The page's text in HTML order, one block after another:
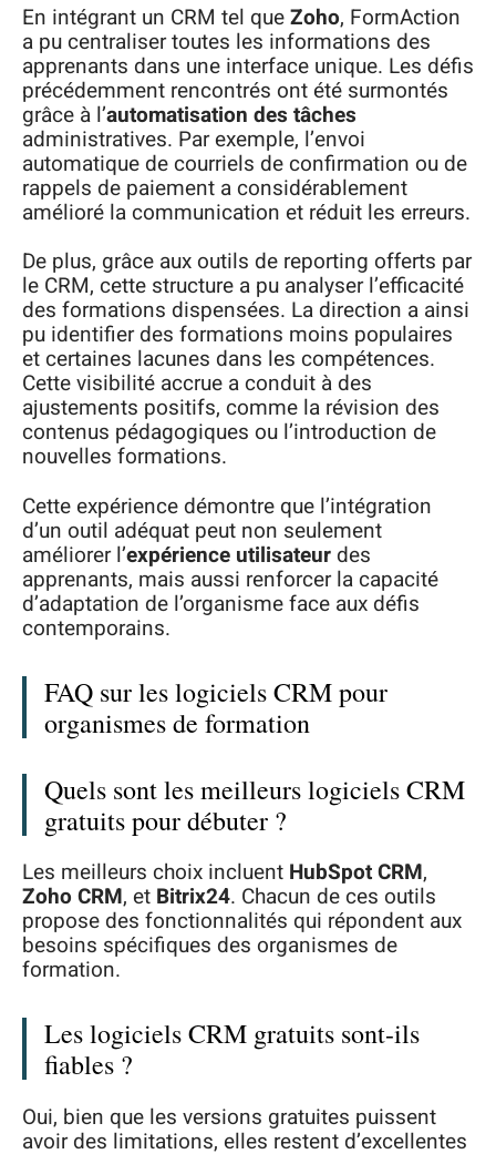
En intégrant un CRM tel queZoho, FormAction
a pu centraliser toutes les informations des
apprenants dans une interface unique. Les défis
précédemment rencontrés ont été surmontés
grâce à l’automatisation des tâches
administratives. Par exemple, l’envoi
automatique de courriels de confirmation ou de
rappels de paiement a considérablement
amélioré la communication et réduit les erreurs.
De plus, grâce aux outils de reporting offerts par
le CRM, cette structure a pu analyser l’efficacité
des formations dispensées. La direction a ainsi
pu identifier des formations moins populaires
et certaines lacunes dans les compétences.
Cette visibilité accrue a conduit à des
ajustements positifs, comme la révision des
contenus pédagogiques ou l’introduction de
nouvelles formations.
Cette expérience démontre que l’intégration
d’un outil adéquat peut non seulement
améliorer l’expérience utilisateur des
apprenants, mais aussi renforcer la capacité
d’adaptation de l’organisme face aux défis
contemporains.
FAQ sur les logiciels CRM pour
organismes de formation
Quels sont les meilleurs logiciels CRM
gratuits pour débuter ?
Les meilleurs choix incluent HubSpot CRM,
Zoho CRM, et Bitrix24. Chacun de ces outils
propose des fonctionnalités qui répondent aux
besoins spécifiques des organismes de
formation.
Les logiciels CRM gratuits sont-ils
fiables ?
Oui, bien que les versions gratuites puissent
avoir des limitations, elles restent d’excellentes